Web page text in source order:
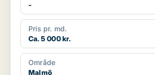
-
Pris pr. md.
Ca. 5 000 kr.
Område
Malmö